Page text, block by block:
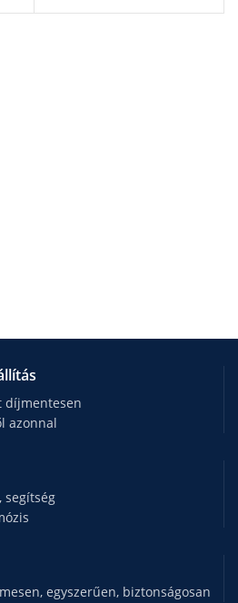
díjmentesen
azonnal
segítség
egyszerűen, biztonságosan